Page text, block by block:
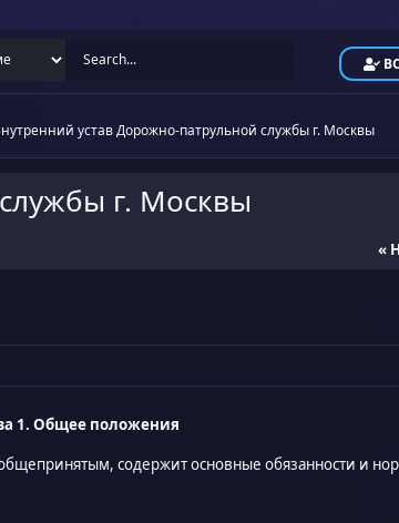
устав Дорожно-патрульной службы г. Москвы
г. Москвы
«
1. Общее положения
содержит основные обязанности и